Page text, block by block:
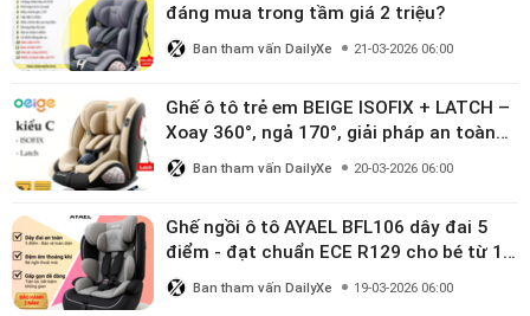
đáng mua trong tầm giá 2 triệu?
Ban tham vấn DailyXe 21-03-2026 06:00
Ghế ô tô trẻ em BEIGE ISOFIX + LATCH –
Xoay 360°, ngả 170°, giải pháp an toàn
linh hoạt cho bé 0–10 tuổi
Ban tham vấn DailyXe 20-03-2026 06:00
Ghế ngồi ô tô AYAEL BFL106 dây đai 5
điểm - đạt chuẩn ECE R129 cho bé từ 1–
10 tuổi
Ban tham vấn DailyXe 19-03-2026 06:00